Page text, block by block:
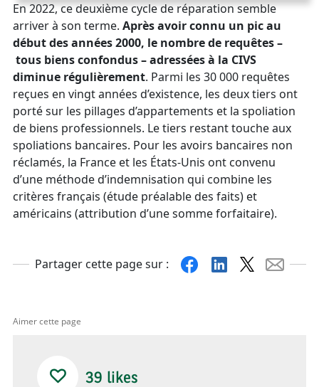
En 2022, ce deuxième cycle de réparation semble
arriver à son terme. Après avoir connu un pic au
début des années 2000, le nombre de requêtes –
tous biens confondus – adressées à la CIVS
diminue régulièrement. Parmi les 30 000 requêtes
reçues en vingt années d’existence, les deux tiers ont
porté sur les pillages d’appartements et la spoliation
de biens professionnels. Le tiers restant touche aux
spoliations bancaires. Pour les avoirs bancaires non
réclamés, la France et les États-Unis ont convenu
d’une méthode d’indemnisation qui combine les
critères français (étude préalable des faits) et
américains (attribution d’une somme forfaitaire).
Partager cette page sur : FacebookLinkedin Mail
Aimer cette page
39 likes